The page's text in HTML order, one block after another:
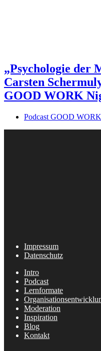
„Psychologie der
Carsten
GOOD WORK
Podcast GOOD WORK
Impressum
Datenschutz
Intro
Podcast
Lernformate
Moderation
Inspiration
Blog
Kontakt